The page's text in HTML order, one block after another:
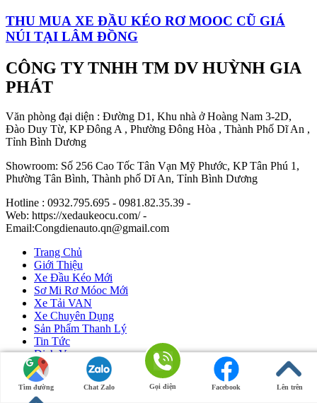
THU MUA XE ĐẦU KÉO RƠ MOOC CŨ GIÁ
NÚI TẠI LÂM ĐỒNG
CÔNG TY TNHH TM DV HUỲNH GIA
PHÁT
Văn phòng đại diện : Đường D1, Khu nhà ở Hoàng Nam 3-2D,
Đào Duy Từ, KP Đông A , Phường Đông Hòa , Thành Phố Dĩ An ,
Tỉnh Bình Dương
Showroom: Số 256 Cao Tốc Tân Vạn Mỹ Phước, KP Tân Phú 1,
Phường Tân Bình, Thành phố Dĩ An, Tỉnh Bình Dương
Hotline : 0932.795.695 - 0981.82.35.39 -
Web: https://xedaukeocu.com/ -
Email:Congdienauto.qn@gmail.com
Tìm đường Chat Zalo Gọi điện Facebook Lên trên
Trang Chủ
Giới Thiệu
Xe Đầu Kéo Mới
Sơ Mi Rơ Móoc Mới
Xe Tải VAN
Xe Chuyên Dụng
Sản Phẩm Thanh Lý
Tin Tức
Dịch Vụ
Liên Hệ
Ô Tô Huỳnh Gia Phát|Xe Đầu Kéo Mỹ by Huỳnh Gia Phát.